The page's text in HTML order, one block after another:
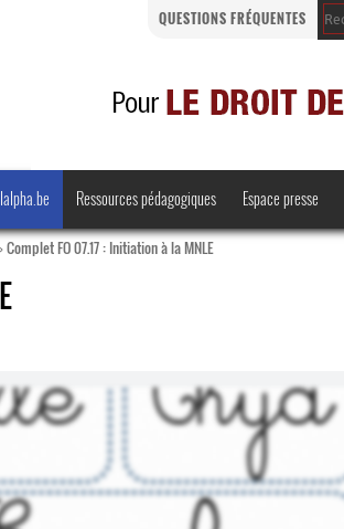
QUESTIONS FRÉQUENTES
Ressources pédagogiques
Bienvenue en Belgique
Espace presse
Complet FO 07.17 : Initiation à la MNLE